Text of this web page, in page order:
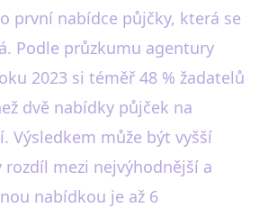
první nabídce půjčky, která se
Podle průzkumu agentury
2023 si téměř 48 % žadatelů
dvě nabídky půjček na
Výsledkem může být vyšší
mezi nejvýhodnější a
nabídkou je až 6